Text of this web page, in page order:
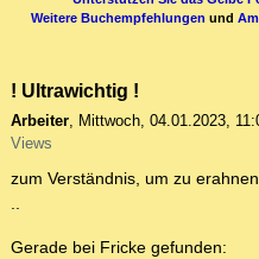
Weitere Buchempfehlungen und
! Ultrawichtig !
Arbeiter, Mittwoch, 04.01.2023,
Views
zum Verständnis, um zu
..
Gerade bei Fricke gefunden: